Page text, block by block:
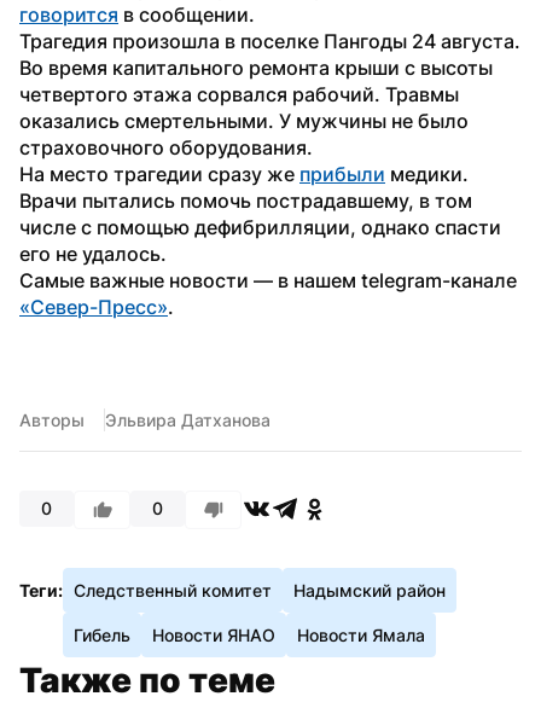
говорится в сообщении.
Трагедия произошла в поселке Пангоды 24 августа.
Во время капитального ремонта крыши с высоты
четвертого этажа сорвался рабочий. Травмы
оказались смертельными. У мужчины не было
страховочного оборудования.
На место трагедии сразу же прибыли медики.
Врачи пытались помочь пострадавшему, в том
числе с помощью дефибрилляции, однако спасти
его не удалось.
«Север-Пресс».
Авторы Эльвира Датханова
0 0
Теги: Следственный комитет Надымский район
Гибель Новости ЯНАО Новости Ямала
Также по теме